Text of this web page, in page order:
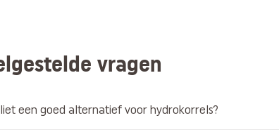
vragen
een goed alternatief voor hydrokorrels?